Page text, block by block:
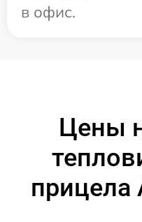
в офис.
Цены
прицела